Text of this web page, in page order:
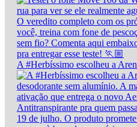
A #Herbíssimo escolheu a